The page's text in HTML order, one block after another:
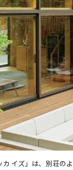
イズ」は、別荘の